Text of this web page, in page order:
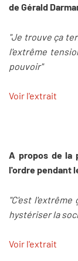
de Gérald
"Je trouve ça
l'extrême
pouvoir"
Voir l'extrait
A propos de la
l'ordre pendant
"C'est
hystériser la
Voir l'extrait